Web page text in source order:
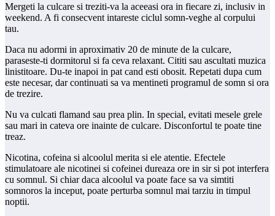
Mergeti la culcare si treziti-va la aceeasi ora in fiecare zi, inclusiv in
weekend. A fi consecvent intareste ciclul somn-veghe al corpului
tau.
Daca nu adormi in aproximativ 20 de minute de la culcare,
paraseste-ti dormitorul si fa ceva relaxant. Cititi sau ascultati muzica
linistitoare. Du-te inapoi in pat cand esti obosit. Repetati dupa cum
este necesar, dar continuati sa va mentineti programul de somn si ora
de trezire.
Nu va culcati flamand sau prea plin. In special, evitati mesele grele
sau mari in cateva ore inainte de culcare. Disconfortul te poate tine
treaz.
Nicotina, cofeina si alcoolul merita si ele atentie. Efectele
stimulatoare ale nicotinei si cofeinei dureaza ore in sir si pot interfera
cu somnul. Si chiar daca alcoolul va poate face sa va simtiti
somnoros la inceput, poate perturba somnul mai tarziu in timpul
noptii.